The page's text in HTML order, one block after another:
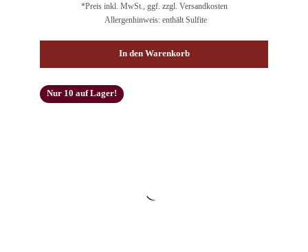
*Preis inkl. MwSt., ggf. zzgl. Versandkosten
Allergenhinweis: enthält Sulfite
In den Warenkorb
Nur 10 auf Lager!